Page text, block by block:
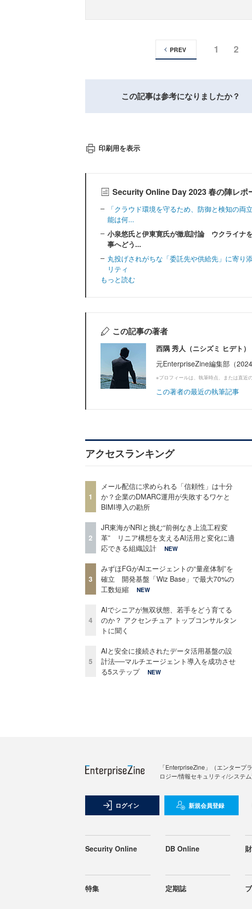
1 2
PREV
この記事は参考になりましたか？
印刷用を表示
Security Online Day 2023 春の陣レポ
「クラウド環境を守るため、防御と検知の
能は何...
小泉悠氏と伊東寛氏が徹底討論 ウクライナ
事へどう...
丸投げされがちな「委託先や供給先」に寄り
リティ
もっと読む
この記事の著者
西隅 秀人（ニシズミ ヒデト）
元EnterpriseZine編集部（2024
※プロフィールは、執筆時点、または直近
この著者の最近の執筆記事
アクセスランキング
1
メール配信に求められる「信頼性」は十分
か？企業のDMARC運用が失敗するワケと
BIMI導入の勘所
2
JR東海がNRIと挑む“前例なき上流工程変
革” リニア構想を支えるAI活用と変化に適
応できる組織設計
NEW
3
みずほFGがAIエージェントの“量産体制”を
確立 開発基盤「Wiz Base」で最大70%の
工数短縮
NEW
4
AIでシニアが無双状態、若手をどう育てる
のか？ アクセンチュア トップコンサルタン
トに聞く
5
AIと安全に接続されたデータ活用基盤の設
計法──マルチエージェント導入を成功させ
る5ステップ
NEW
「EnterpriseZine」（エンタープ
ロジー/情報セキュリティ/システ
ログイン 新規会員登録
Security Online DB Online
特集 定期誌